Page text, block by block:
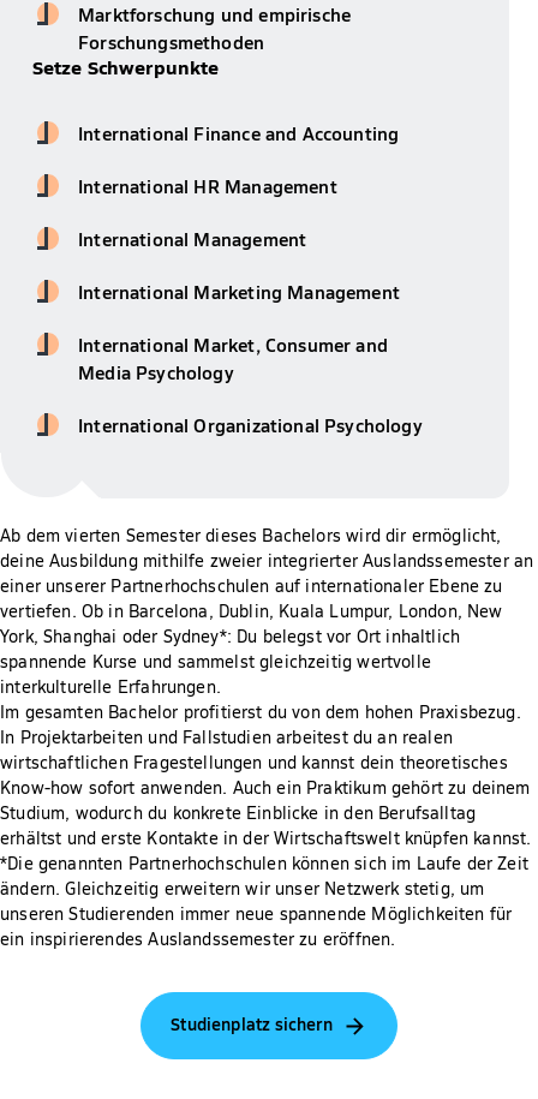
Marktforschung und empirische
Forschungsmethoden
Setze Schwerpunkte
International Finance and Accounting
International HR Management
International Management
International Marketing Management
International Market, Consumer and
Media Psychology
International Organizational Psychology
Ab dem vierten Semester dieses Bachelors wird dir ermöglicht,
deine Ausbildung mithilfe zweier integrierter Auslandssemester an
einer unserer Partnerhochschulen auf internationaler Ebene zu
vertiefen. Ob in Barcelona, Dublin, Kuala Lumpur, London, New
York, Shanghai oder Sydney*: Du belegst vor Ort inhaltlich
spannende Kurse und sammelst gleichzeitig wertvolle
interkulturelle Erfahrungen.
Im gesamten Bachelor profitierst du von dem hohen Praxisbezug.
In Projektarbeiten und Fallstudien arbeitest du an realen
wirtschaftlichen Fragestellungen und kannst dein theoretisches
Know-how sofort anwenden. Auch ein Praktikum gehört zu deinem
Studium, wodurch du konkrete Einblicke in den Berufsalltag
erhältst und erste Kontakte in der Wirtschaftswelt knüpfen kannst.
*Die genannten Partnerhochschulen können sich im Laufe der Zeit
ändern. Gleichzeitig erweitern wir unser Netzwerk stetig, um
unseren Studierenden immer neue spannende Möglichkeiten für
ein inspirierendes Auslandssemester zu eröffnen.
Studienplatz sichern